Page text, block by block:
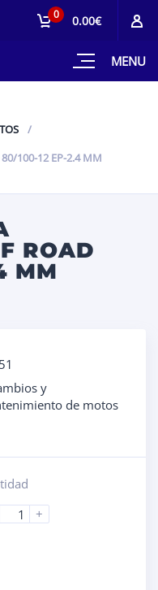
MENU
0 0.00€
80/100-12 EP-2.4 MM
ROAD
MM
y
de motos
+